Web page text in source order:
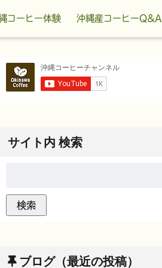
コーヒー体験 沖縄産コーヒーQ&A
サイト内 検索
ブログ（最近の投稿）